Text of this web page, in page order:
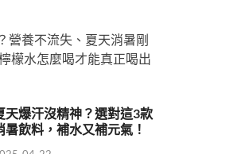
營養不流失、夏天消暑剛
檬水怎麼喝才能真正喝出
天爆汗沒精神？選對這3款
暑飲料，補水又補元氣！